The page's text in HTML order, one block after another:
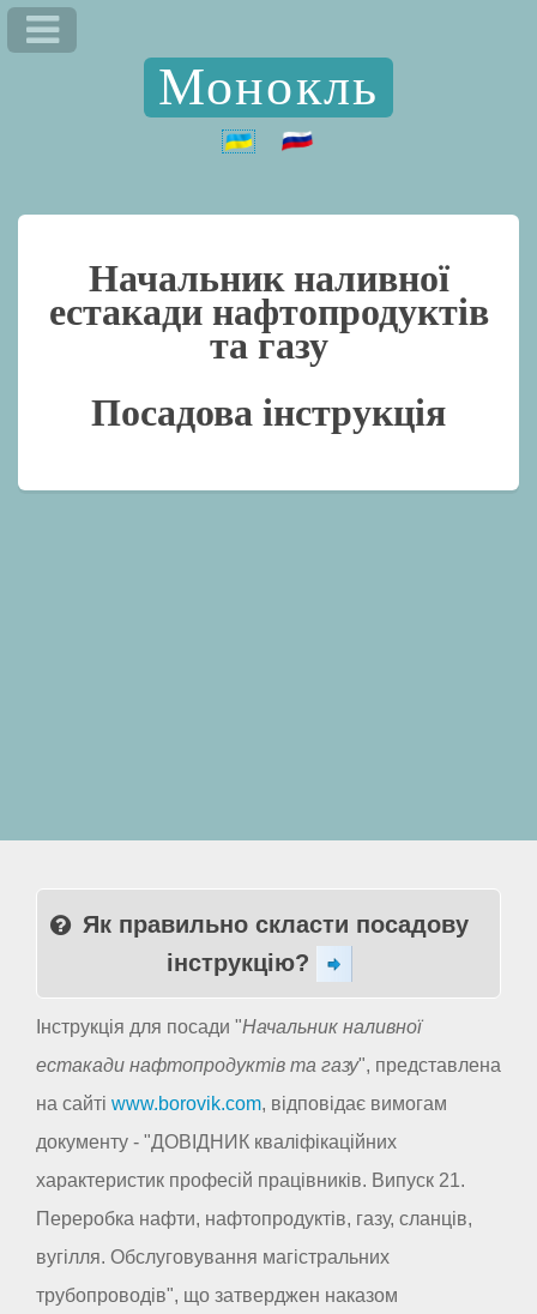
Монокль
Начальник наливної
естакади нафтопродуктів
та газу
Посадова інструкція
Як правильно скласти посадову
інструкцію?
Інструкція для посади "Начальник наливної
естакади нафтопродуктів та газу", представлена
на сайті www.borovik.com, відповідає вимогам
документу - "ДОВІДНИК кваліфікаційних
характеристик професій працівників. Випуск 21.
Переробка нафти, нафтопродуктів, газу, сланців,
вугілля. Обслуговування магістральних
трубопроводів", що затверджен наказом